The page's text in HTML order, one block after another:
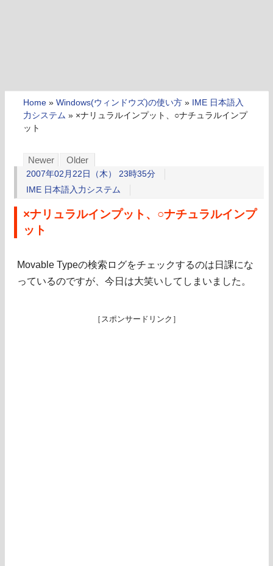
Home » Windows(ウィンドウズ)の使い方 » IME 日本語入
力システム » ×ナリュラルインプット、○ナチュラルインプ
ット
Newer Older
2007年02月22日（木） 23時35分
IME 日本語入力システム
×ナリュラルインプット、○ナチュラルインプ
ット
Movable Typeの検索ログをチェックするのは日課にな
っているのですが、今日は大笑いしてしまいました。
［スポンサードリンク］